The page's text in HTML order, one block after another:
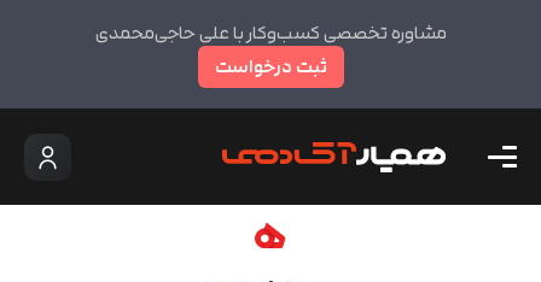
مشاوره تخصصی کسب‌وکار با علی حاجی‌محمدی
ثبت درخواست